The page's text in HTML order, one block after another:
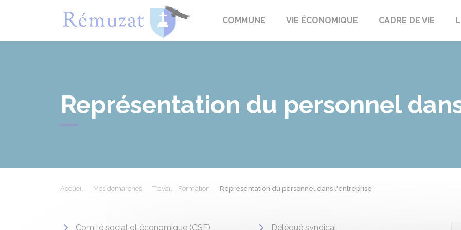
RémuzatCOMMUNE VIE ÉCONOMIQUE CADRE DE VIE
Représentation du personnel
Accueil Mes démarches Travail - Formation Représentation du personnel dans l'entreprise
Comité social et économique (CSE)
Délégué syndical